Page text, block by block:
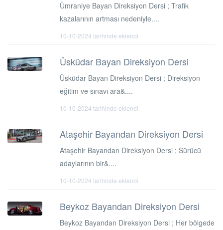
Ümraniye Bayan Direksiyon Dersi ; Trafik
kazalarının artması nedeniyle....
10-10-2024 tarihinde eklendi
Üsküdar Bayan Direksiyon Dersi
Üsküdar Bayan Direksiyon Dersi ; Direksiyon
eğitim ve sınavı ara&....
10-10-2024 tarihinde eklendi
Ataşehir Bayandan Direksiyon Dersi
Ataşehir Bayandan Direksiyon Dersi ; Sürücü
adaylarının bir&....
10-10-2024 tarihinde eklendi
Beykoz Bayandan Direksiyon Dersi
Beykoz Bayandan Direksiyon Dersi ; Her bölgede